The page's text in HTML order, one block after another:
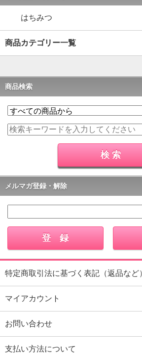
はちみつ
商品カテゴリー一覧
商品検索
メルマガ登録・解除
特定商取引法に基づく表記（返品など
マイアカウント
お問い合わせ
支払い方法について